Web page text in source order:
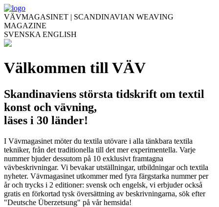
VÄVMAGASINET | SCANDINAVIAN WEAVING
MAGAZINE
SVENSKA ENGLISH
Välkommen till VÄV
Skandinaviens största tidskrift om textil
konst och vävning,
läses i 30 länder!
I Vävmagasinet möter du textila utövare i alla tänkbara textila
tekniker, från det traditionella till det mer experimentella. Varje
nummer bjuder dessutom på 10 exklusivt framtagna
vävbeskrivningar. Vi bevakar utställningar, utbildningar och textila
nyheter. Vävmagasinet utkommer med fyra färgstarka nummer per
år och trycks i 2 editioner: svensk och engelsk, vi erbjuder också
gratis en förkortad tysk översättning av beskrivningarna, sök efter
"Deutsche Überzetsung" på vår hemsida!